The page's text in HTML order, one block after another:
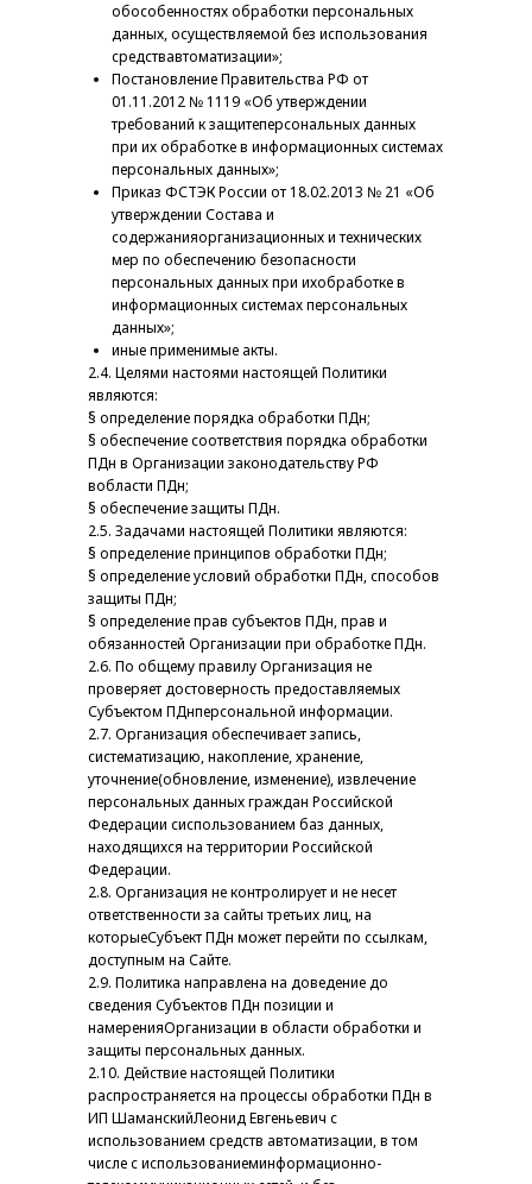
обособенностях обработки персональных
данных, осуществляемой без использования
средствавтоматизации»;
Постановление Правительства РФ от
01.11.2012 № 1119 «Об утверждении
требований к защитеперсональных данных
при их обработке в информационных системах
персональных данных»;
Приказ ФСТЭК России от 18.02.2013 № 21 «Об
утверждении Состава и
содержанияорганизационных и технических
мер по обеспечению безопасности
персональных данных при ихобработке в
информационных системах персональных
данных»;
иные применимые акты.
2.4. Целями настоями настоящей Политики
являются:
§ определение порядка обработки ПДн;
§ обеспечение соответствия порядка обработки
ПДн в Организации законодательству РФ
вобласти ПДн;
§ обеспечение защиты ПДн.
2.5. Задачами настоящей Политики являются:
§ определение принципов обработки ПДн;
§ определение условий обработки ПДн, способов
защиты ПДн;
§ определение прав субъектов ПДн, прав и
обязанностей Организации при обработке ПДн.
2.6. По общему правилу Организация не
проверяет достоверность предоставляемых
Субъектом ПДнперсональной информации.
2.7. Организация обеспечивает запись,
систематизацию, накопление, хранение,
уточнение(обновление, изменение), извлечение
персональных данных граждан Российской
Федерации сиспользованием баз данных,
находящихся на территории Российской
Федерации.
2.8. Организация не контролирует и не несет
ответственности за сайты третьих лиц, на
которыеСубъект ПДн может перейти по ссылкам,
доступным на Сайте.
2.9. Политика направлена на доведение до
сведения Субъектов ПДн позиции и
намеренияОрганизации в области обработки и
защиты персональных данных.
2.10. Действие настоящей Политики
распространяется на процессы обработки ПДн в
ИП ШаманскийЛеонид Евгеньевич с
использованием средств автоматизации, в том
числе с использованиеминформационно-